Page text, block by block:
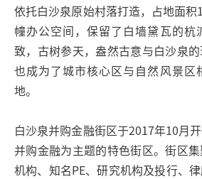
依托白沙泉原始村落打造，占地面
幢办公空间，保留了白墙黛瓦的杭
致，古树参天，盎然古意与白沙泉的
也成为了城市核心区与自然风景区
地。
白沙泉并购金融街区于2017年10月
并购金融为主题的特色街区。街区
机构、知名PE、研究机构及投行、